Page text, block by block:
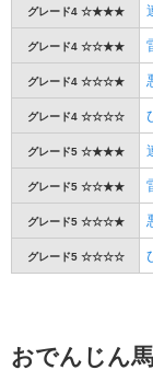
グレード4 ☆★★★
グレード4 ☆☆★★
グレード4 ☆☆☆★
グレード4 ☆☆☆☆
グレード5 ☆★★★
グレード5 ☆☆★★
グレード5 ☆☆☆★
グレード5 ☆☆☆☆
おでんじん